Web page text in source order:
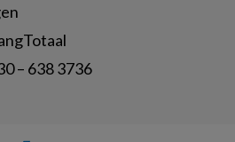
– 638 3736